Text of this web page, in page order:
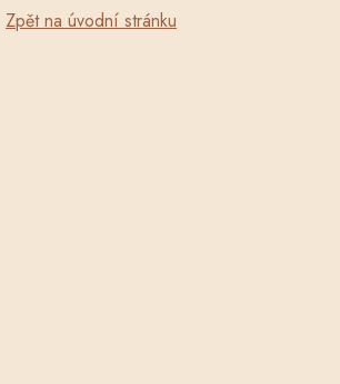
Zpět na úvodní stránku